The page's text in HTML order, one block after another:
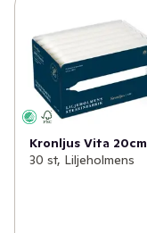
Kronljus Vita 20cm
30 st, Liljeholmens